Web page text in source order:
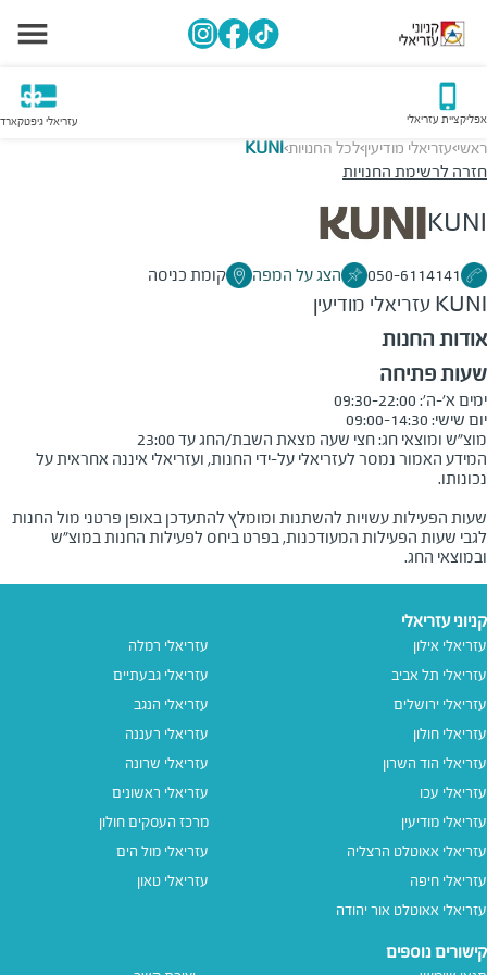
אפליקציית עזריאלי עזריאלי גיפטקארד
ראשי>עזריאלי מודיעין>לכל החנויות>
KUNI
חזרה לרשימת החנויות
KUNI
050-6114141 הצג על המפה קומת כניסה
KUNI עזריאלי מודיעין
אודות החנות
שעות פתיחה
מוצ"ש ומוצאי חג: חצי שעה מצאת השבת/החג עד 23:00
המידע האמור נמסר לעזריאלי על-ידי החנות, ועזריאלי איננה אחראית על
שעות הפעילות עשויות להשתנות ומומלץ להתעדכן באופן פרטני מול החנות
לגבי שעות הפעילות המעודכנות, בפרט ביחס לפעילות החנות במוצ"ש
ובמוצאי החג.
קניוני עזריאלי
עזריאלי אילון
עזריאלי תל אביב
עזריאלי ירושלים
עזריאלי חולון
עזריאלי הוד השרון
עזריאלי עכו
עזריאלי מודיעין
עזריאלי אאוטלט הרצליה
עזריאלי חיפה
עזריאלי אאוטלט אור יהודה
עזריאלי רמלה
עזריאלי גבעתיים
עזריאלי הנגב
עזריאלי רעננה
עזריאלי שרונה
עזריאלי ראשונים
מרכז העסקים חולון
עזריאלי מול הים
עזריאלי טאון
קישורים נוספים